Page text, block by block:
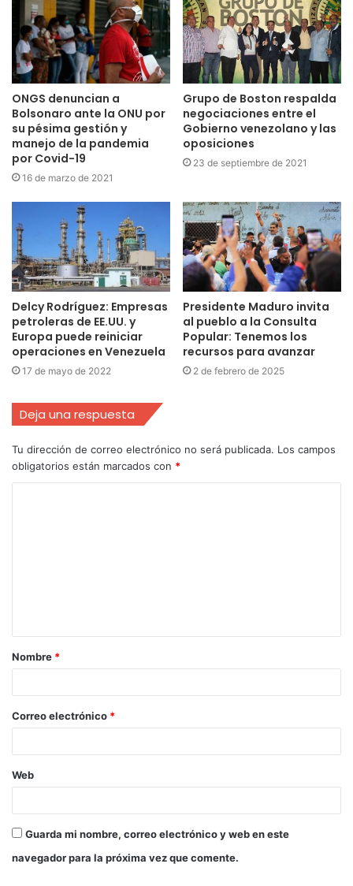
ONGS denuncian a
Bolsonaro ante la ONU por
su pésima gestión y
manejo de la pandemia
por Covid-19
16 de marzo de 2021
Grupo de Boston respalda
negociaciones entre el
Gobierno venezolano y las
oposiciones
23 de septiembre de 2021
Delcy Rodríguez: Empresas
petroleras de EE.UU. y
Europa puede reiniciar
operaciones en Venezuela
17 de mayo de 2022
Presidente Maduro invita
al pueblo a la Consulta
Popular: Tenemos los
recursos para avanzar
2 de febrero de 2025
Deja una respuesta
Tu dirección de correo electrónico no será publicada. Los campos
obligatorios están marcados con *
Nombre *
Correo electrónico *
Web
Guarda mi nombre, correo electrónico y web en este
navegador para la próxima vez que comente.